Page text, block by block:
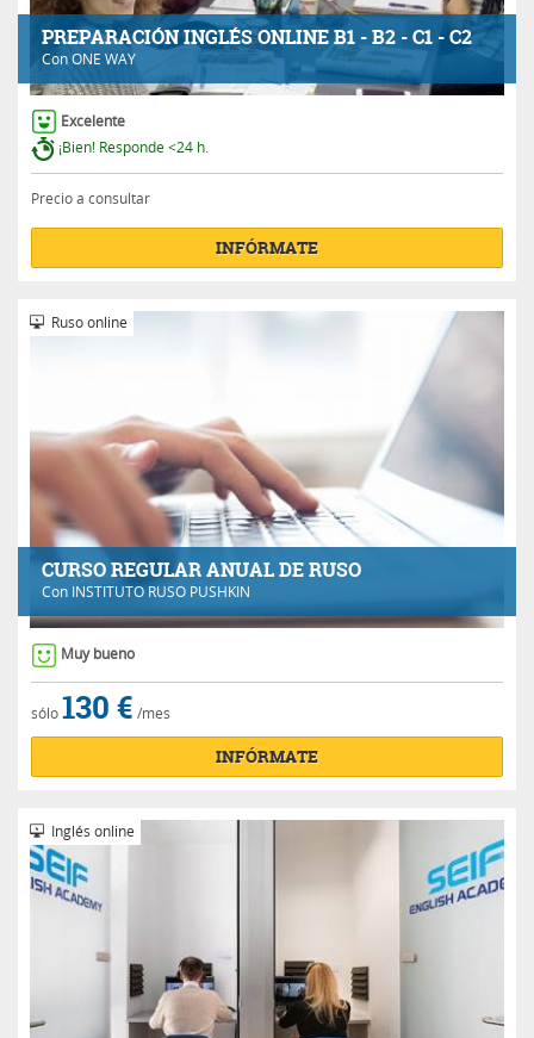
PREPARACIÓN INGLÉS ONLINE B1 - B2 - C1 - C2
ConONE WAY
Excelente
¡Bien! Responde <24 h.
Precio a consultar
INFÓRMATE
CURSO REGULAR ANUAL DE RUSO
Con INSTITUTO RUSO PUSHKIN
Ruso online
Muy bueno
sólo130 € /mes
INFÓRMATE
Inglés online